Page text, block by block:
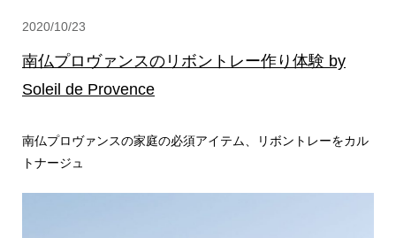
2020/10/23
南仏プロヴァンスのリボントレー作り体験 by
Soleil de Provence
南仏プロヴァンスの家庭の必須アイテム、リボントレーをカル
トナージュ